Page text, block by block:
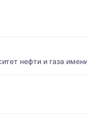
нефти и газа